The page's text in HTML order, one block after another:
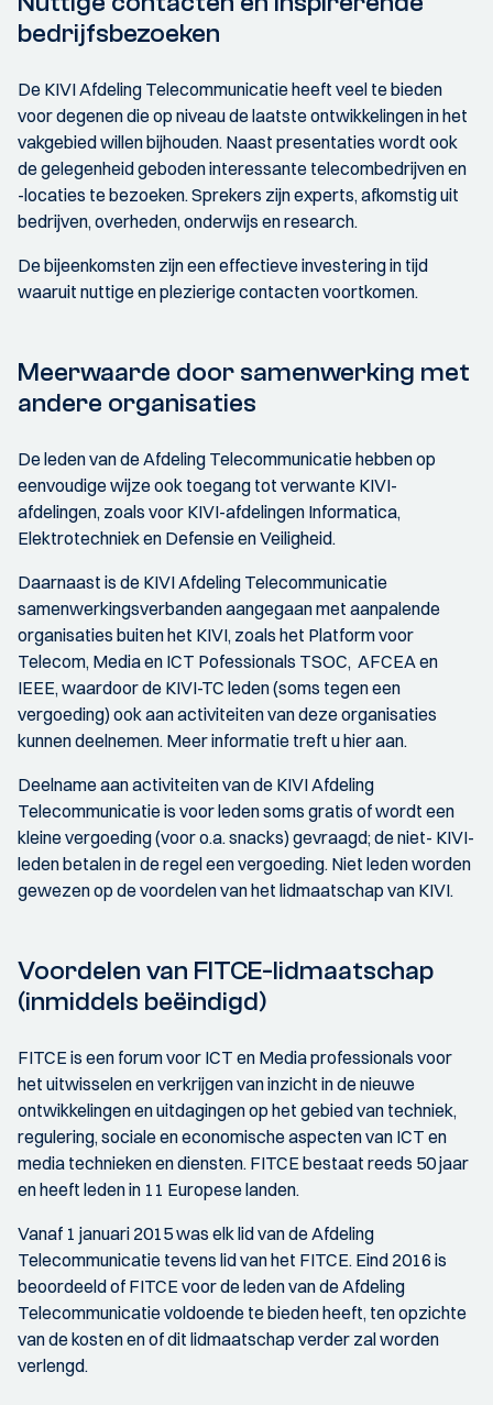
bedrijfsbezoeken
De KIVI Afdeling Telecommunicatie heeft veel te bieden
voor degenen die op niveau de laatste ontwikkelingen in het
vakgebied willen bijhouden. Naast presentaties wordt ook
de gelegenheid geboden interessante telecombedrijven en
-locaties te bezoeken. Sprekers zijn experts, afkomstig uit
bedrijven, overheden, onderwijs en research.
De bijeenkomsten zijn een effectieve investering in tijd
waaruit nuttige en plezierige contacten voortkomen.
Meerwaarde door samenwerking met
andere organisaties
De leden van de Afdeling Telecommunicatie hebben op
eenvoudige wijze ook toegang tot verwante KIVI-
afdelingen, zoals voor KIVI-afdelingen Informatica,
Elektrotechniek en Defensie en Veiligheid.
Daarnaast is de KIVI Afdeling Telecommunicatie
samenwerkingsverbanden aangegaan met aanpalende
organisaties buiten het KIVI, zoals het Platform voor
Telecom, Media en ICT Pofessionals TSOC, AFCEA en
IEEE, waardoor de KIVI-TC leden (soms tegen een
vergoeding) ook aan activiteiten van deze organisaties
kunnen deelnemen. Meer informatie treft u hier aan.
Deelname aan activiteiten van de KIVI Afdeling
Telecommunicatie is voor leden soms gratis of wordt een
kleine vergoeding (voor o.a. snacks) gevraagd; de niet- KIVI-
leden betalen in de regel een vergoeding. Niet leden worden
gewezen op de voordelen van het lidmaatschap van KIVI.
Voordelen van FITCE-lidmaatschap
(inmiddels beëindigd)
FITCE is een forum voor ICT en Media professionals voor
het uitwisselen en verkrijgen van inzicht in de nieuwe
ontwikkelingen en uitdagingen op het gebied van techniek,
regulering, sociale en economische aspecten van ICT en
media technieken en diensten. FITCE bestaat reeds 50 jaar
en heeft leden in 11 Europese landen.
Vanaf 1 januari 2015 was elk lid van de Afdeling
Telecommunicatie tevens lid van het FITCE. Eind 2016 is
beoordeeld of FITCE voor de leden van de Afdeling
Telecommunicatie voldoende te bieden heeft, ten opzichte
van de kosten en of dit lidmaatschap verder zal worden
verlengd.